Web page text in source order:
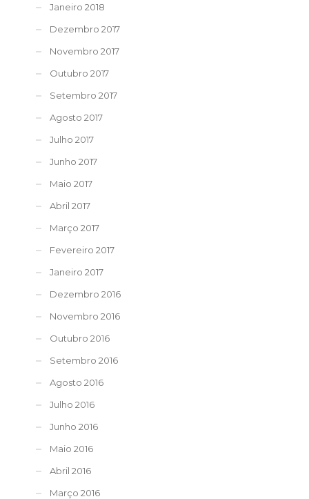
Janeiro 2018
Dezembro 2017
Novembro 2017
Outubro 2017
Setembro 2017
Agosto 2017
Julho 2017
Junho 2017
Maio 2017
Abril 2017
Março 2017
Fevereiro 2017
Janeiro 2017
Dezembro 2016
Novembro 2016
Outubro 2016
Setembro 2016
Agosto 2016
Julho 2016
Junho 2016
Maio 2016
Abril 2016
Março 2016